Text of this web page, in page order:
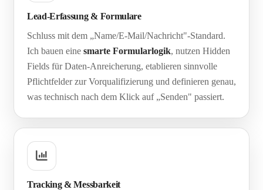
Lead-Erfassung & Formulare
Schluss mit dem „Name/E-Mail/Nachricht"-Standard.
Ich bauen eine smarte Formularlogik, nutzen Hidden
Fields für Daten-Anreicherung, etablieren sinnvolle
Pflichtfelder zur Vorqualifizierung und definieren genau,
was technisch nach dem Klick auf „Senden" passiert.
Tracking & Messbarkeit